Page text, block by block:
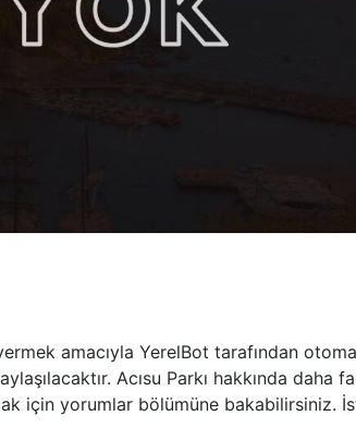
amacıyla YerelBot tarafından
Acısu Parkı hakkında daha
için yorumlar bölümüne bakabilirsiniz.